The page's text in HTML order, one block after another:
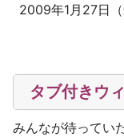
2009年1月27日
タブ付きウ
みんなが待ってい